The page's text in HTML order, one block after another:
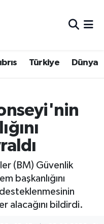
Türkiye Dünya
(BM) Güvenlik
başkanlığını
alacağını bildirdi.
Fikstür